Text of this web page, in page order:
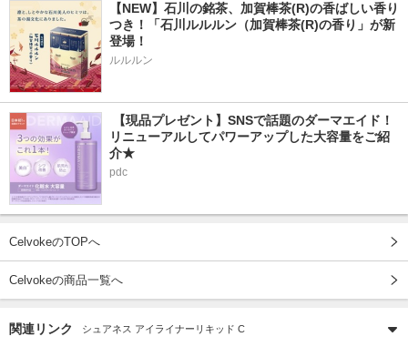
【NEW】石川の銘茶、加賀棒茶(R)の香ばしい香り
つき！「石川ルルルン（加賀棒茶(R)の香り」が新
登場！
ルルルン
【現品プレゼント】SNSで話題のダーマエイド！
リニューアルしてパワーアップした大容量をご紹
介★
pdc
CelvokeのTOPへ
Celvokeの商品一覧へ
関連リンク シュアネス アイライナーリキッド C